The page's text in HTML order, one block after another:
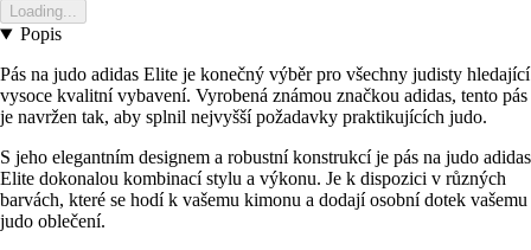
Loading...
Popis
Pás na judo adidas Elite je konečný výběr pro všechny judisty hledající
vysoce kvalitní vybavení. Vyrobená známou značkou adidas, tento pás
je navržen tak, aby splnil nejvyšší požadavky praktikujících judo.
S jeho elegantním designem a robustní konstrukcí je pás na judo adidas
Elite dokonalou kombinací stylu a výkonu. Je k dispozici v různých
barvách, které se hodí k vašemu kimonu a dodají osobní dotek vašemu
judo oblečení.